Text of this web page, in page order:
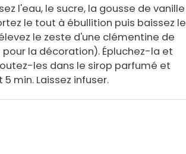
l'eau, le sucre, la gousse de vanille
le tout à ébullition puis baissez le
le zeste d'une clémentine de
la décoration). Épluchez-la et
les dans le sirop parfumé et
min. Laissez infuser.